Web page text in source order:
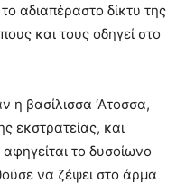
αδιαπέραστο δίκτυ της
και τους οδηγεί στο
η βασίλισσα ‘Ατοσσα,
εκστρατείας, και
το δυσοίωνο
να ζέψει στο άρμα